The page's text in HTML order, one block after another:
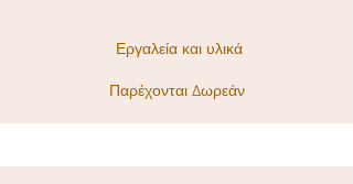
Εργαλεία και υλικά
Παρέχονται Δωρεάν